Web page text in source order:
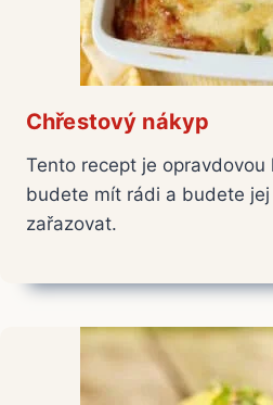
Chřestový nákyp
Tento recept je opravdovou
budete mít rádi a budete
zařazovat.